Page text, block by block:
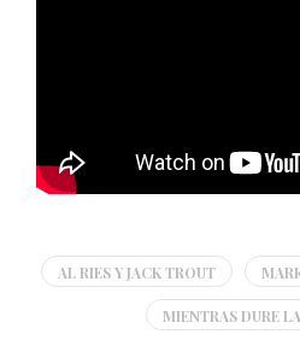
AL RIES Y JACK TROUT
MIENTRAS DURE